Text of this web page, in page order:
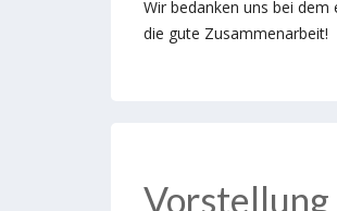
Wir bedanken uns bei
die gute Zusammenarbeit!